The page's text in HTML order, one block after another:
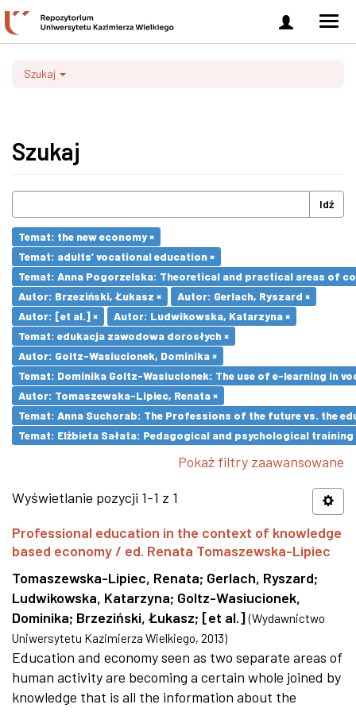
Zaloguj
się
Szukaj
Szukaj
Idź
Temat: the new economy ×
Temat: adults’ vocational education ×
Temat: Anna Pogorzelska: Theoretical and practical areas of
Autor: Brzeziński, Łukasz ×
Autor: Gerlach, Ryszard ×
Autor: [et al.] ×
Autor: Ludwikowska, Katarzyna ×
Temat: edukacja zawodowa dorosłych ×
Autor: Goltz-Wasiucionek, Dominika ×
Temat: Dominika Goltz-Wasiucionek: The use of e-learning in
Autor: Tomaszewska-Lipiec, Renata ×
Temat: Anna Suchorab: The Professions of the future vs. the
Temat: Elżbieta Sałata: Pedagogical and psychological
Pokaż filtry zaawansowane
Wyświetlanie pozycji 1-1 z 1
Professional education in the context of knowledge
based economy / ed. Renata Tomaszewska-Lipiec
Tomaszewska-Lipiec, Renata; Gerlach, Ryszard;
Ludwikowska, Katarzyna; Goltz-Wasiucionek,
Dominika; Brzeziński, Łukasz; [et al.] (Wydawnictwo
Uniwersytetu Kazimierza Wielkiego, 2013)
Education and economy seen as two separate areas of
human activity are becoming a certain whole joined by
knowledge that is all the information about the